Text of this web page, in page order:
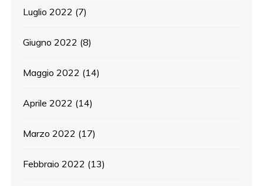
Luglio 2022 (7)
Giugno 2022 (8)
Maggio 2022 (14)
Aprile 2022 (14)
Marzo 2022 (17)
Febbraio 2022 (13)